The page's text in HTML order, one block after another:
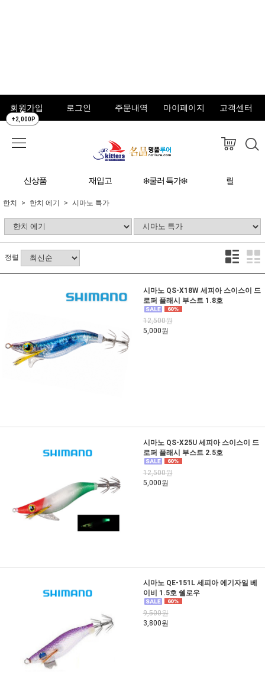
회원가입
+2,000P
로그인 주문내역 마이페이지 고객센터
신상품 재입고 ❄️쿨러 특가❄️ 릴
한치 한치 에기 시마노 특가
정렬
시마노 QS-X18W 세피아 스이스이 드
로퍼 플래시 부스트 1.8호
12,500원
5,000원
시마노 QS-X25U 세피아 스이스이 드
로퍼 플래시 부스트 2.5호
12,500원
5,000원
시마노 QE-151L 세피아 에기자일 베
이비 1.5호 쉘로우
9,500원
3,800원